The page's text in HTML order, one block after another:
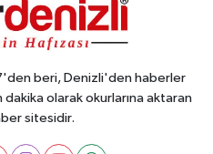
beri, Denizli'den haberler
olarak okurlarına aktaran
sitesidir.